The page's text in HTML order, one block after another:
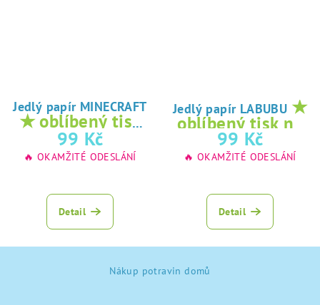
Jedlý papír MINECRAFT
★ oblíbený tisk
na jedlý papír
99 Kč
🔥 OKAMŽITÉ ODESLÁNÍ
Detail
Jedlý papír LABUBU ★
oblíbený tisk na
jedlý papír
99 Kč
🔥 OKAMŽITÉ ODESLÁNÍ
Detail
Nákup potravin domů